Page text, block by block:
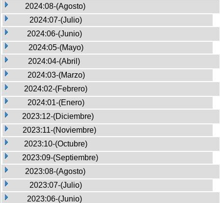
2024:08-(Agosto)
2024:07-(Julio)
2024:06-(Junio)
2024:05-(Mayo)
2024:04-(Abril)
2024:03-(Marzo)
2024:02-(Febrero)
2024:01-(Enero)
2023:12-(Diciembre)
2023:11-(Noviembre)
2023:10-(Octubre)
2023:09-(Septiembre)
2023:08-(Agosto)
2023:07-(Julio)
2023:06-(Junio)